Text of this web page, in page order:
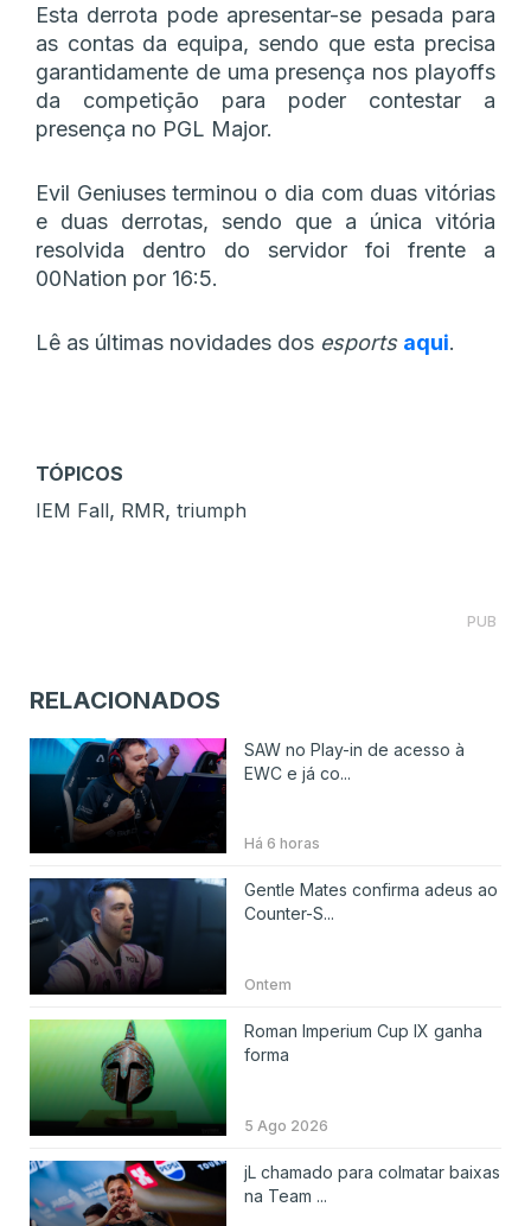
Esta derrota pode apresentar-se pesada para
as contas da equipa, sendo que esta precisa
garantidamente de uma presença nos playoffs
da competição para poder contestar a
presença no PGL Major.
Evil Geniuses terminou o dia com duas vitórias
e duas derrotas, sendo que a única vitória
resolvida dentro do servidor foi frente a
00Nation por 16:5.
Lê as últimas novidades dos esports aqui.
TÓPICOS
IEM Fall, RMR, triumph
PUB
RELACIONADOS
SAW no Play-in de acesso à
EWC e já co...
Há 6 horas
Gentle Mates confirma adeus ao
Counter-S...
Ontem
Roman Imperium Cup IX ganha
forma
5 Ago 2026
jL chamado para colmatar baixas
na Team ...